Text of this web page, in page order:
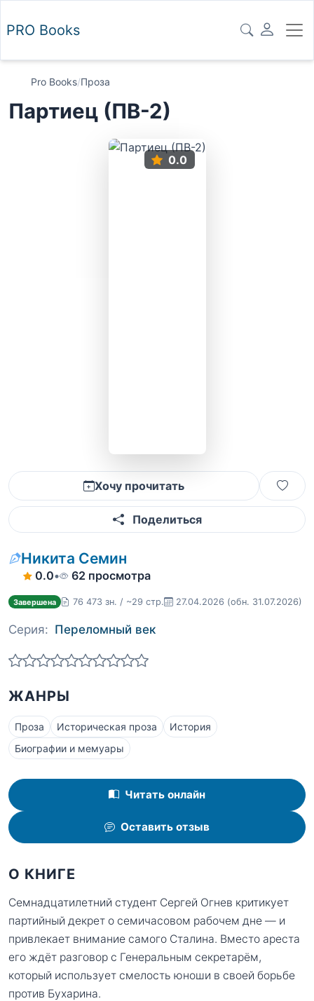
PRO Books
Pro Books/Проза
Партиец (ПВ-2)
0.0
Хочу прочитать
Поделиться
Никита Семин
0.0• 62 просмотра
Завершена 76 473 зн. / ~29 стр. 27.04.2026 (обн. 31.07.2026)
Серия: Переломный век
ЖАНРЫ
Проза Историческая проза
История
Биографии и мемуары
Читать онлайн
Оставить отзыв
О КНИГЕ
Семнадцатилетний студент Сергей Огнев критикует
партийный декрет о семичасовом рабочем дне — и
привлекает внимание самого Сталина. Вместо ареста
его ждёт разговор с Генеральным секретарём,
который использует смелость юноши в своей борьбе
против Бухарина.